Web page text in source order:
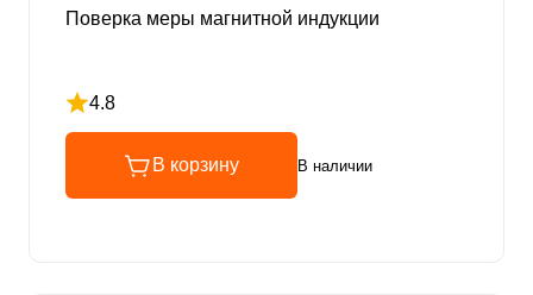
Поверка меры магнитной индукции
4.8
Рейтинг 4.8 из 5
В корзину В наличии